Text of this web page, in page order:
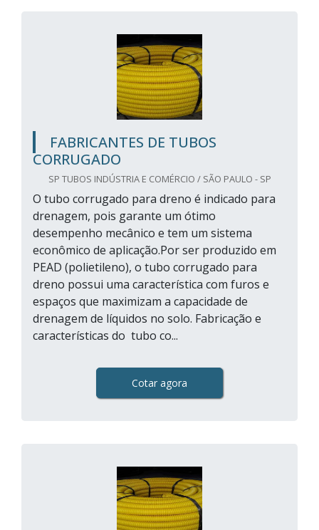
FABRICANTES DE TUBOS
CORRUGADO
SP TUBOS INDÚSTRIA E COMÉRCIO / SÃO PAULO - SP
O tubo corrugado para dreno é indicado para
drenagem, pois garante um ótimo
desempenho mecânico e tem um sistema
econômico de aplicação.Por ser produzido em
PEAD (polietileno), o tubo corrugado para
dreno possui uma característica com furos e
espaços que maximizam a capacidade de
drenagem de líquidos no solo. Fabricação e
características do tubo co...
Cotar agora